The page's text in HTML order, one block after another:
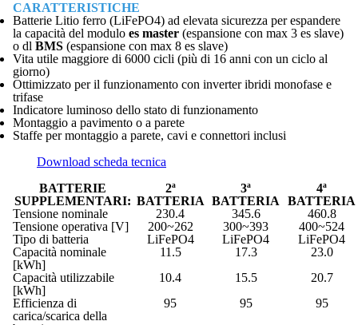
CARATTERISTICHE
Batterie Litio ferro (LiFePO4) ad elevata sicurezza per espandere
la capacità del modulo es master (espansione con max 3 es slave)
o dl BMS (espansione con max 8 es slave)
Vita utile maggiore di 6000 cicli (più di 16 anni con un ciclo al
giorno)
Ottimizzato per il funzionamento con inverter ibridi monofase e
trifase
Indicatore luminoso dello stato di funzionamento
Montaggio a pavimento o a parete
Staffe per montaggio a parete, cavi e connettori inclusi
Download scheda tecnica
BATTERIE
SUPPLEMENTARI:
2ª
BATTERIA
3ª
BATTERIA
4ª
BATTERIA
Tensione nominale
230.4 345.6
460.8
Tensione operativa [V]
200~262 300~393
400~524
Tipo di batteria
LiFePO4 LiFePO4
LiFePO4
Capacità nominale
[kWh]
11.5 17.3
23.0
Capacità utilizzabile
[kWh]
10.4 15.5
20.7
Efficienza di
carica/scarica della
95 95 95